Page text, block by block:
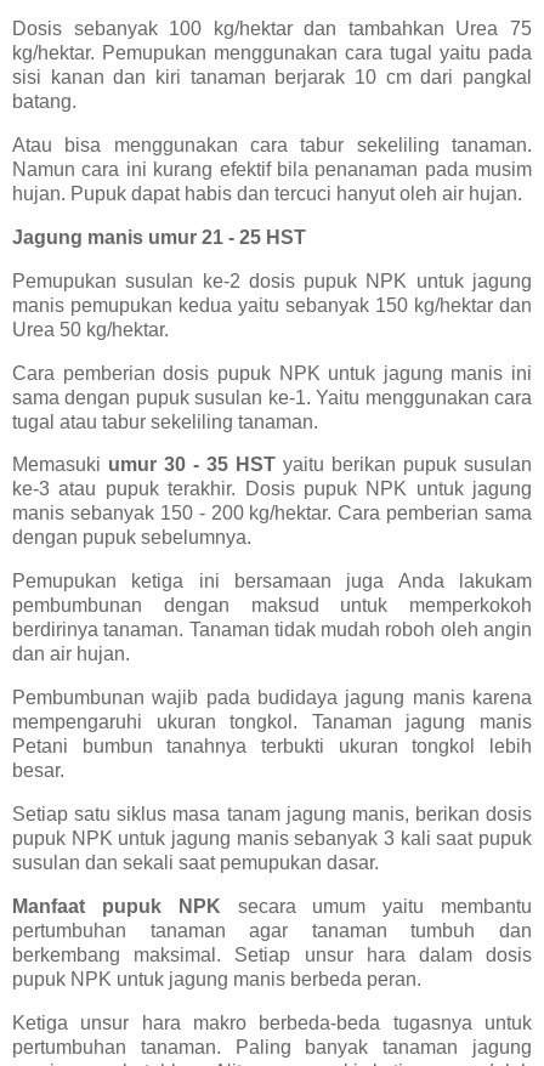
Dosis sebanyak 100 kg/hektar dan tambahkan Urea 75
kg/hektar. Pemupukan menggunakan cara tugal yaitu pada
sisi kanan dan kiri tanaman berjarak 10 cm dari pangkal
batang.
Atau bisa menggunakan cara tabur sekeliling tanaman.
Namun cara ini kurang efektif bila penanaman pada musim
hujan. Pupuk dapat habis dan tercuci hanyut oleh air hujan.
Jagung manis umur 21 - 25 HST
Pemupukan susulan ke-2 dosis pupuk NPK untuk jagung
manis pemupukan kedua yaitu sebanyak 150 kg/hektar dan
Urea 50 kg/hektar.
Cara pemberian dosis pupuk NPK untuk jagung manis ini
sama dengan pupuk susulan ke-1. Yaitu menggunakan cara
tugal atau tabur sekeliling tanaman.
Memasuki umur 30 - 35 HST yaitu berikan pupuk susulan
ke-3 atau pupuk terakhir. Dosis pupuk NPK untuk jagung
manis sebanyak 150 - 200 kg/hektar. Cara pemberian sama
dengan pupuk sebelumnya.
Pemupukan ketiga ini bersamaan juga Anda lakukam
pembumbunan dengan maksud untuk memperkokoh
berdirinya tanaman. Tanaman tidak mudah roboh oleh angin
dan air hujan.
Pembumbunan wajib pada budidaya jagung manis karena
mempengaruhi ukuran tongkol. Tanaman jagung manis
Petani bumbun tanahnya terbukti ukuran tongkol lebih
besar.
Setiap satu siklus masa tanam jagung manis, berikan dosis
pupuk NPK untuk jagung manis sebanyak 3 kali saat pupuk
susulan dan sekali saat pemupukan dasar.
Manfaat pupuk NPK secara umum yaitu membantu
pertumbuhan tanaman agar tanaman tumbuh dan
berkembang maksimal. Setiap unsur hara dalam dosis
pupuk NPK untuk jagung manis berbeda peran.
Ketiga unsur hara makro berbeda-beda tugasnya untuk
pertumbuhan tanaman. Paling banyak tanaman jagung